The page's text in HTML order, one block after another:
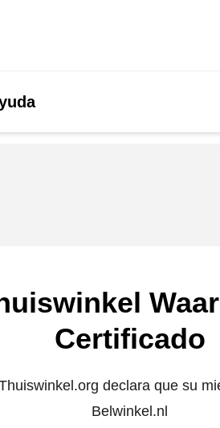
Certificado
declara que su
Belwinkel.nl